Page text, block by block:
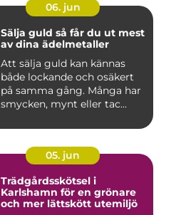
06. jun
Sälja guld så får du ut mest
av dina ädelmetaller
Att sälja guld kan kännas
både lockande och osäkert
på samma gång. Många har
smycken, mynt eller tac...
05. jun
Trädgårdsskötsel i
Karlshamn för en grönare
och mer lättskött utemiljö